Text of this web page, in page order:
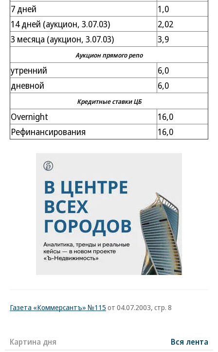
7 дней
1,0
14 дней (аукцион, 3.07.03)
2,02
3 месяца (аукцион, 3.07.03)
3,9
Аукцион прямого репо
утренний
6,0
дневной
6,0
Кредитные ставки ЦБ
Overnight
16,0
Рефинансирования
16,0
Газета «Коммерсантъ» №115 от 04.07.2003, стр. 8
Картина дня Вся лента